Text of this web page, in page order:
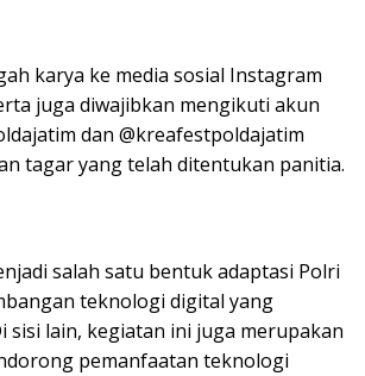
karya ke media sosial Instagram
juga diwajibkan mengikuti akun
dan @kreafestpoldajatim
tagar yang telah ditentukan panitia.
salah satu bentuk adaptasi Polri
teknologi digital yang
sisi lain, kegiatan ini juga merupakan
pemanfaatan teknologi